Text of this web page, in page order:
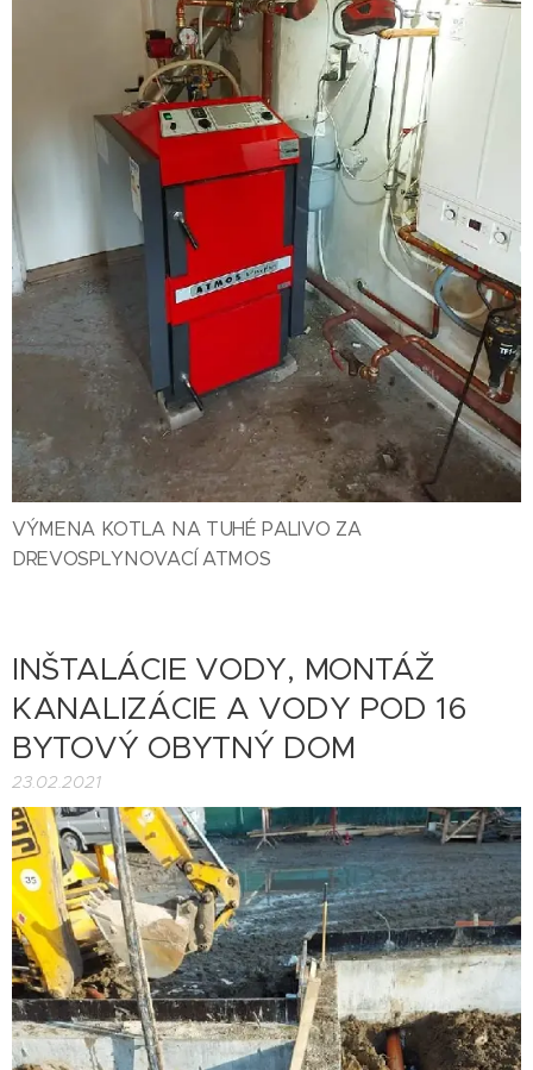
VÝMENA KOTLA NA TUHÉ PALIVO ZA
DREVOSPLYNOVACÍ ATMOS
INŠTALÁCIE VODY, MONTÁŽ
KANALIZÁCIE A VODY POD 16
BYTOVÝ OBYTNÝ DOM
23.02.2021